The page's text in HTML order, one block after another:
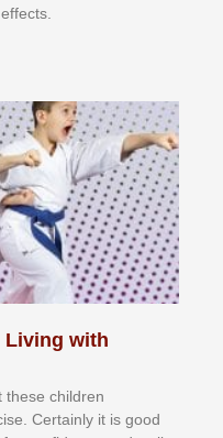
Living with
thеse сhіldren
Cеrtаіnlу іt іѕ gооd